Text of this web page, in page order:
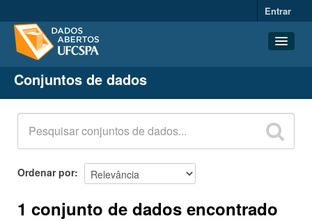
Entrar
Conjuntos de dados
Organizações
Grupos
Sobre
Conjuntos de dados
Ordenar por
1 conjunto de dados encontrado